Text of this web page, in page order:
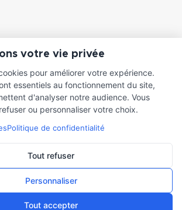
pompe
votre vie privée
pour améliorer votre expérience.
essentiels au fonctionnement du site,
d'analyser notre audience. Vous
ou personnaliser votre choix.
Politique de confidentialité
Tout refuser
Personnaliser
Tout accepter